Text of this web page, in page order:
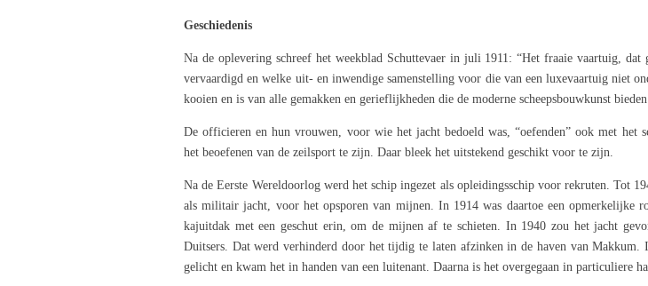
Geschiedenis
Na de oplevering schreef het weekblad Schuttevaer in juli 1911: “Het fraaie vaartuig, dat
vervaardigd en welke uit- en inwendige samenstelling voor die van een luxevaartuig niet
kooien en is van alle gemakken en gerieflijkheden die de moderne scheepsbouwkunst
De officieren en hun vrouwen, voor wie het jacht bedoeld was, “oefenden” ook met het
het beoefenen van de zeilsport te zijn. Daar bleek het uitstekend geschikt voor te zijn.
Na de Eerste Wereldoorlog werd het schip ingezet als opleidingsschip voor rekruten. Tot
als militair jacht, voor het opsporen van mijnen. In 1914 was daartoe een opmerkelijke
kajuitdak met een geschut erin, om de mijnen af te schieten. In 1940 zou het jacht
Duitsers. Dat werd verhinderd door het tijdig te laten afzinken in de haven van Makkum.
gelicht en kwam het in handen van een luitenant. Daarna is het overgegaan in particuliere